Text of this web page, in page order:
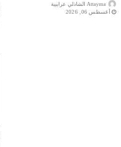
Attayma الشاذلي عرايبية
أغسطس 06, 2026